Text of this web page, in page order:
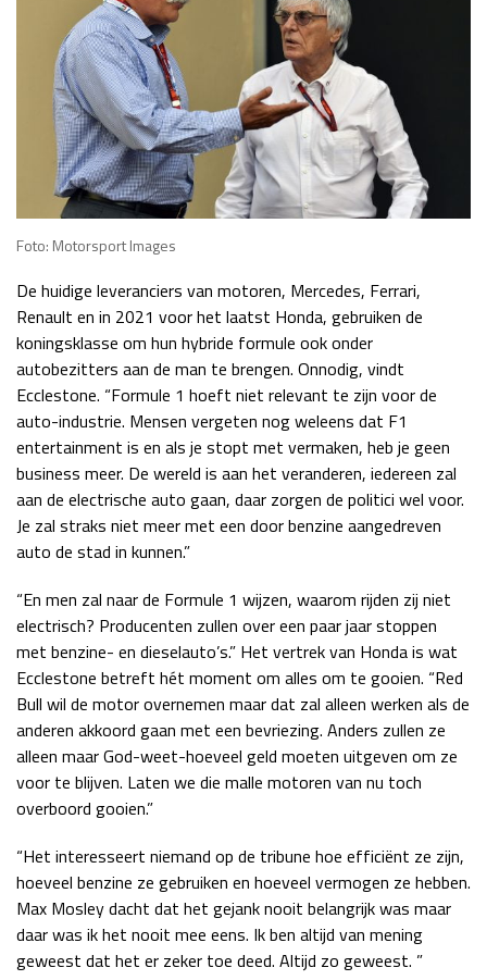
Foto: Motorsport Images
De huidige leveranciers van motoren, Mercedes, Ferrari,
Renault en in 2021 voor het laatst Honda, gebruiken de
koningsklasse om hun hybride formule ook onder
autobezitters aan de man te brengen. Onnodig, vindt
Ecclestone. “Formule 1 hoeft niet relevant te zijn voor de
auto-industrie. Mensen vergeten nog weleens dat F1
entertainment is en als je stopt met vermaken, heb je geen
business meer. De wereld is aan het veranderen, iedereen zal
aan de electrische auto gaan, daar zorgen de politici wel voor.
Je zal straks niet meer met een door benzine aangedreven
auto de stad in kunnen.”
“En men zal naar de Formule 1 wijzen, waarom rijden zij niet
electrisch? Producenten zullen over een paar jaar stoppen
met benzine- en dieselauto’s.” Het vertrek van Honda is wat
Ecclestone betreft hét moment om alles om te gooien. “Red
Bull wil de motor overnemen maar dat zal alleen werken als de
anderen akkoord gaan met een bevriezing. Anders zullen ze
alleen maar God-weet-hoeveel geld moeten uitgeven om ze
voor te blijven. Laten we die malle motoren van nu toch
overboord gooien.”
“Het interesseert niemand op de tribune hoe efficiënt ze zijn,
hoeveel benzine ze gebruiken en hoeveel vermogen ze hebben.
Max Mosley dacht dat het gejank nooit belangrijk was maar
daar was ik het nooit mee eens. Ik ben altijd van mening
geweest dat het er zeker toe deed. Altijd zo geweest. ”